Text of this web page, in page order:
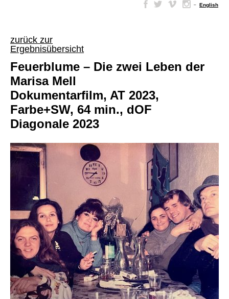
– English
zurück zur
Ergebnisübersicht
Feuerblume – Die zwei Leben der
Marisa Mell
Dokumentarfilm, AT 2023,
Farbe+SW, 64 min., dOF
Diagonale 2023